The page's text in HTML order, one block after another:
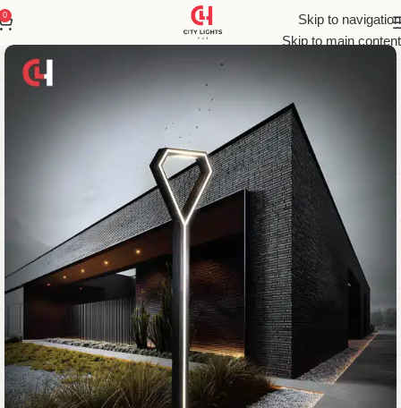
Skip to navigation
Skip to main content
0